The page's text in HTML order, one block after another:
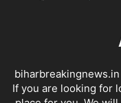
If you are looking for